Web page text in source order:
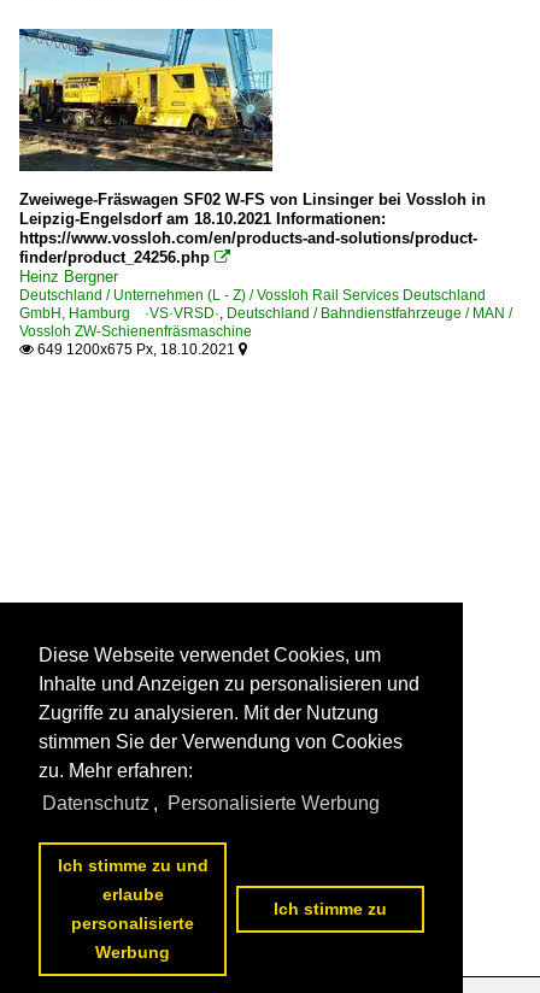
Zweiwege-Fräswagen SF02 W-FS von Linsinger bei Vossloh in
Leipzig-Engelsdorf am 18.10.2021 Informationen:
https://www.vossloh.com/en/products-and-solutions/product-
finder/product_24256.php 
Heinz Bergner
Deutschland / Unternehmen (L - Z) / Vossloh Rail Services Deutschland
GmbH, Hamburg ·VS·VRSD·, Deutschland / Bahndienstfahrzeuge / MAN /
Vossloh ZW-Schienenfräsmaschine
 649 1200x675 Px, 18.10.2021 
Diese Webseite verwendet Cookies, um
Inhalte und Anzeigen zu personalisieren und
Zugriffe zu analysieren. Mit der Nutzung
stimmen Sie der Verwendung von Cookies
zu. Mehr erfahren:
Datenschutz , Personalisierte Werbung
Ich stimme zu und
erlaube
personalisierte
Werbung
Ich stimme zu